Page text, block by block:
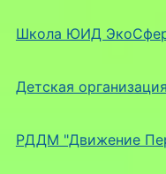
Школа ЮИД
Детская
РДДМ "Движение